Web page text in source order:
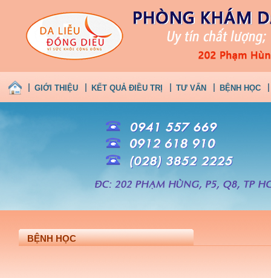
GIỚI THIỆU KẾT QUẢ ĐIỀU TRỊ TƯ VẤN BỆNH HỌC
BỆNH HỌC